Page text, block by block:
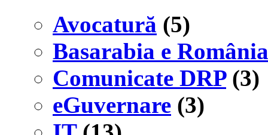
Avocatură (5)
Basarabia e România
Comunicate DRP(3)
eGuvernare (3)